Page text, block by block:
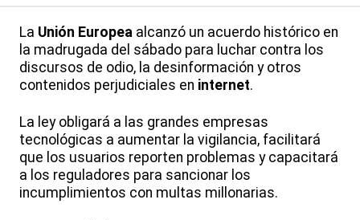
La Unión Europea alcanzó un acuerdo histórico en
la madrugada del sábado para luchar contra los
discursos de odio, la desinformación y otros
contenidos perjudiciales en internet.
La ley obligará a las grandes empresas
tecnológicas a aumentar la vigilancia, facilitará
que los usuarios reporten problemas y capacitará
a los reguladores para sancionar los
incumplimientos con multas millonarias.